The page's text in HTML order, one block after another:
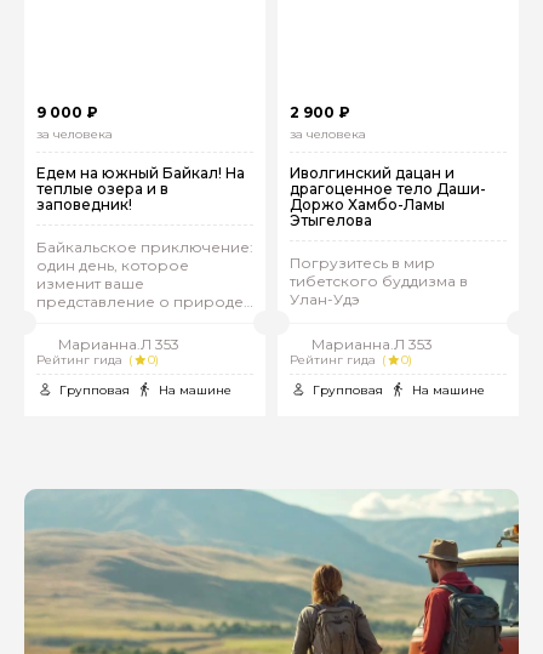
9 000 ₽
за человека
Едем на южный Байкал! На
теплые озера и в
заповедник!
Байкальское приключение:
один день, которое
изменит ваше
представление о природе
Марианна.Л 353
Рейтинг гида (
0)
Групповая
На машине
2 900 ₽
за человека
Иволгинский дацан и
драгоценное тело Даши-
Доржо Хамбо-Ламы
Этыгелова
Погрузитесь в мир
тибетского буддизма в
Улан-Удэ
Марианна.Л 353
Рейтинг гида (
0)
Групповая
На машине
Задайте свой вопрос гиду